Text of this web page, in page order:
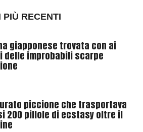
PIÙ RECENTI
giapponese trovata con ai
delle improbabili scarpe
piccione che trasportava
200 pillole di ecstasy oltre il